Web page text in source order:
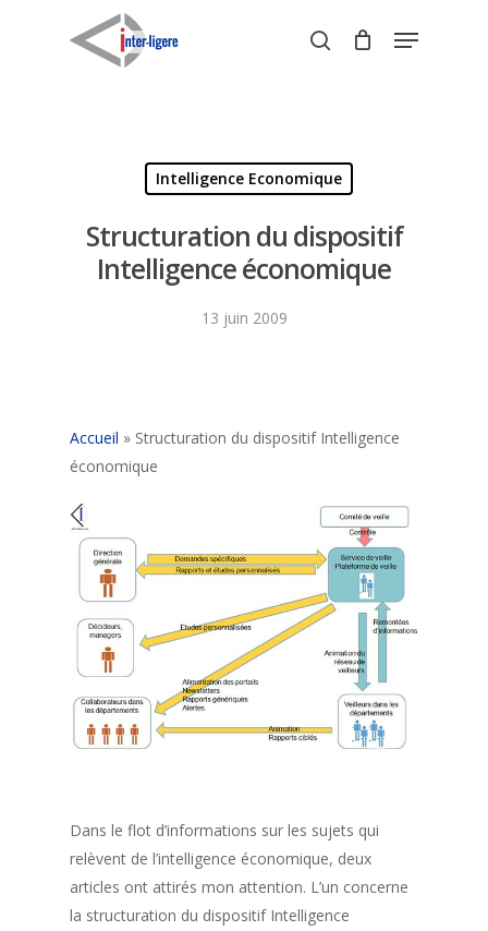
search
Menu
Intelligence Economique
Structuration du dispositif
Intelligence économique
13 juin 2009
Accueil » Structuration du dispositif Intelligence
économique
Dans le flot d’informations sur les sujets qui
relèvent de l’intelligence économique, deux
articles ont attirés mon attention. L’un concerne
la structuration du dispositif Intelligence